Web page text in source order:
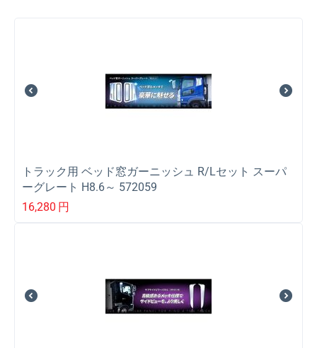
トラック用 ベッド窓ガーニッシュ R/Lセット スーパ
ーグレート H8.6～ 572059
16,280 円